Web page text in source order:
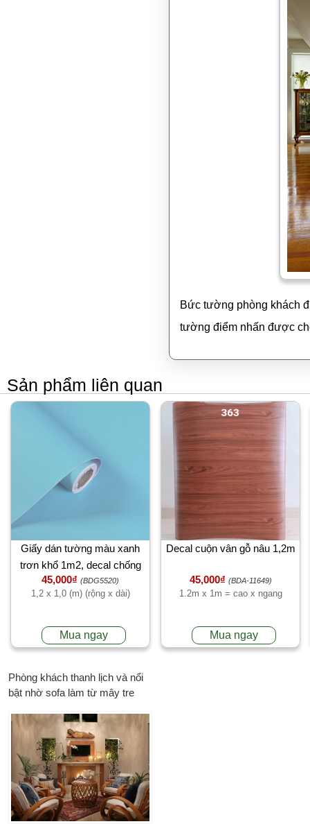
Bức tường phòng khách
tường điểm nhấn được
Sản phẩm liên quan
Giấy dán tường màu xanh
trơn khổ 1m2, decal chống
nước, dán văn phòng, công ty,
phòng khách ngủ cao cấp đẹp
45,000₫ (BDG5520)
1,2 x 1,0 (m) (rộng x dài)
Mua ngay
Decal cuộn vân gỗ nâu 1,2m
45,000₫ (BDA-11649)
1.2m x 1m = cao x ngang
Mua ngay
Phòng khách thanh lịch và nổi
bật nhờ sofa làm từ mây tre